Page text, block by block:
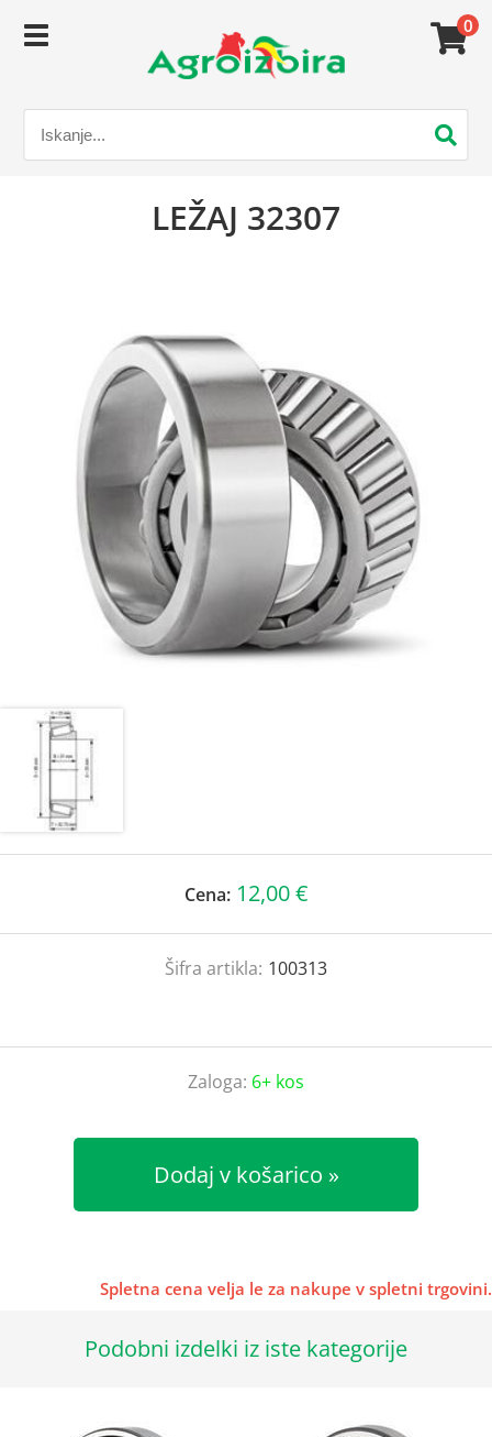
0
LEŽAJ 32307
Cena: 12,00 €
Šifra artikla: 100313
Zaloga: 6+ kos
Dodaj v košarico
Spletna cena velja le za nakupe v spletni trgovini.
Podobni izdelki iz iste kategorije